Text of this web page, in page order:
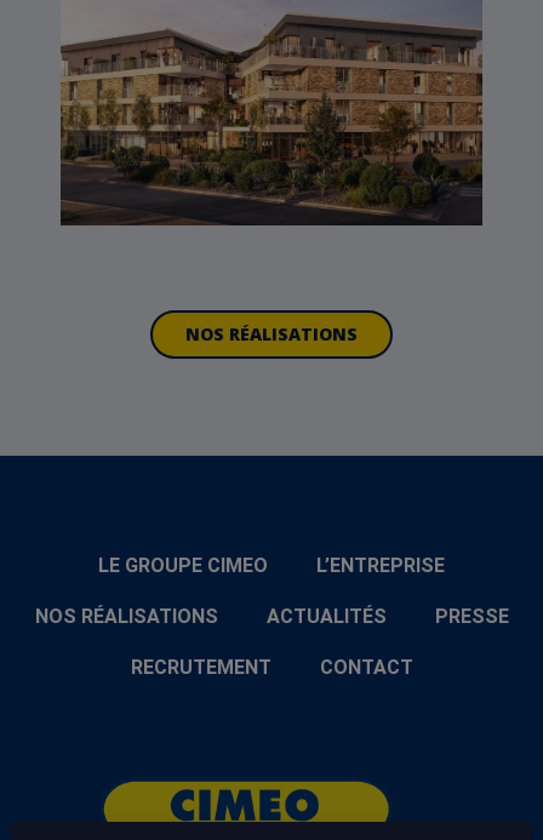
RIVA – LARMOR PLAGE
(56)
NOS RÉALISATIONS
LE GROUPE CIMEO L’ENTREPRISE
NOS RÉALISATIONS ACTUALITÉS PRESSE
RECRUTEMENT CONTACT